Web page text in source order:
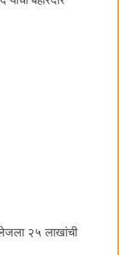
२५ लाखांची